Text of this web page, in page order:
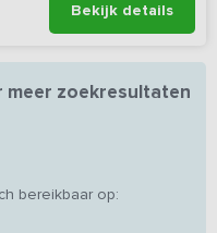
Bekijk details
zoekresultaten
bereikbaar op: